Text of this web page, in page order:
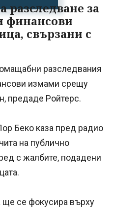
разследване за
финансови
свързани с
разследвания
измами срещу
предаде Ройтерс.
Беко каза пред радио
на публично
с жалбите, подадени
ще се фокусира върху